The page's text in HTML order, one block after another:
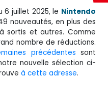
6 juillet 2025, le Nintendo
nouveautés, en plus des
sortis et autres. Comme
nombre de réductions.
précédentes sont
nouvelle sélection ci-
à cette adresse.